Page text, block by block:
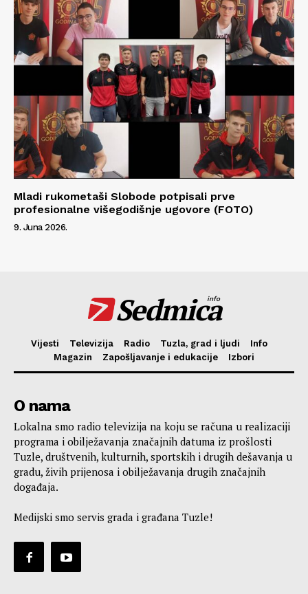
Mladi rukometaši Slobode potpisali prve
profesionalne višegodišnje ugovore (FOTO)
9. Juna 2026.
Sedmica
info
Vijesti Televizija Radio Tuzla, grad i ljudi
Info
Magazin
Zapošljavanje i edukacije Izbori
O nama
Lokalna smo radio televizija na koju se računa u realizaciji
programa i obilježavanja značajnih datuma iz prošlosti
Tuzle, društvenih, kulturnih, sportskih i drugih dešavanja u
gradu, živih prijenosa i obilježavanja drugih značajnih
događaja.
Medijski smo servis grada i građana Tuzle!